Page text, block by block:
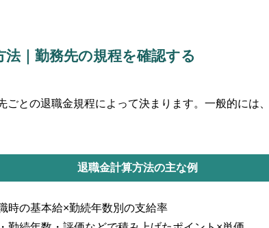
法｜勤務先の規程を確認する
ごとの退職金規程によって決まります。一般的には
退職金計算方法の主な例
時の基本給×勤続年数別の支給率